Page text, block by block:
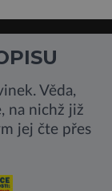
Věda,
na nichž již
jej čte přes